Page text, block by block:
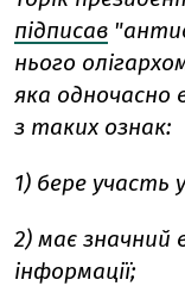
підписав
нього
яка одночасно
з таких ознак:
1) бере участь
2) має значний
інформації;